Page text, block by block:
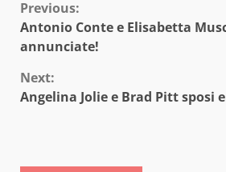
Continue
Reading
Previous:
Antonio Conte e Elisabetta
annunciate!
Next:
Angelina Jolie e Brad Pitt sposi